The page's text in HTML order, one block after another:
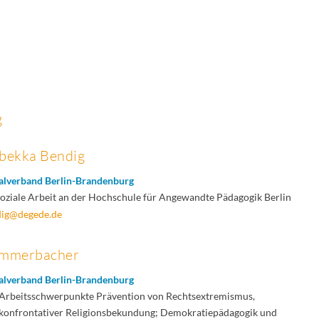
Bendig
Berlin-Brandenburg
Arbeit an der Hochschule für Angewandte Pädagogik Berlin
Berlin-Brandenburg
Prävention von Rechtsextremismus,
Religionsbekundung; Demokratiepädagogik und